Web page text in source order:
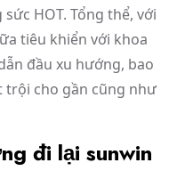
HOT. Tổng thể, với
tiêu khiển với khoa
đầu xu hướng, bao
cho gần cũng như
đi lại sunwin